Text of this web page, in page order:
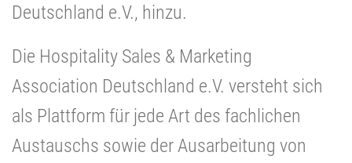
Deutschland e.V., hinzu.
Die Hospitality Sales & Marketing
Association Deutschland e.V. versteht sich
als Plattform für jede Art des fachlichen
Austauschs sowie der Ausarbeitung von